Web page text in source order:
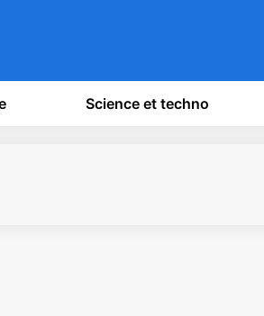
Science et techno